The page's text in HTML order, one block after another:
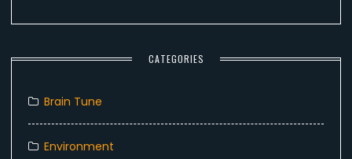
CATEGORIES
Brain Tune
Environment